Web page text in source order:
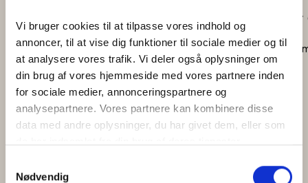
Vi bruger cookies til at tilpasse vores indhold og
annoncer, til at vise dig funktioner til sociale medier og til
at analysere vores trafik. Vi deler også oplysninger om
din brug af vores hjemmeside med vores partnere inden
for sociale medier, annonceringspartnere og
analysepartnere. Vores partnere kan kombinere disse
data med andre oplysninger, du har givet dem, eller som
Goolges Privatlivspolitik
Nødvendig
Læs
Se alle